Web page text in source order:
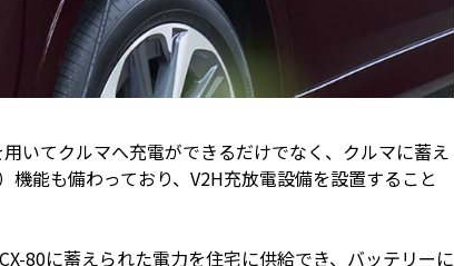
いてクルマへ充電ができるだけでなく、クルマに蓄え
能も備わっており、V2H充放電設備を設置すること
80に蓄えられた電力を住宅に供給でき、バッテリーに